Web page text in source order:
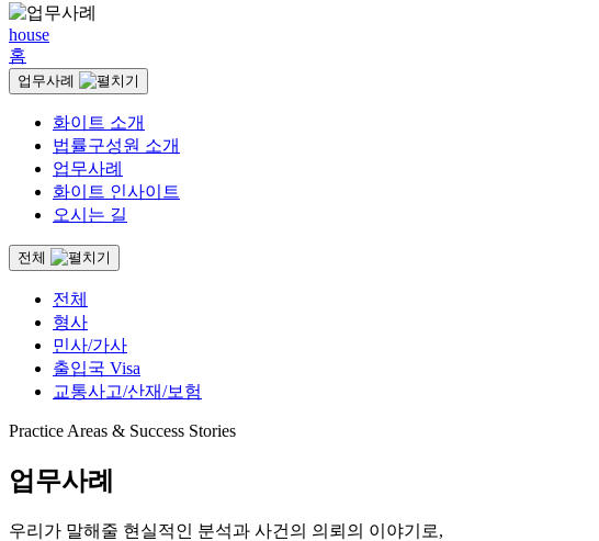
house
홈
업무사례
화이트 소개
법률구성원 소개
업무사례
화이트 인사이트
오시는 길
전체
전체
형사
민사/가사
출입국 Visa
교통사고/산재/보험
Practice Areas & Success Stories
업무사례
우리가 말해줄 현실적인 분석과 사건의 의뢰의 이야기로,